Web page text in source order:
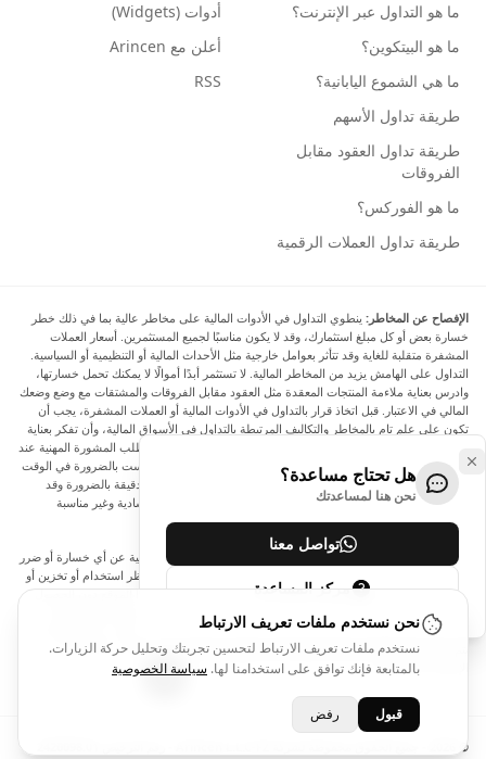
ما هو التداول عبر الإنترنت؟
ما هو البيتكوين؟
ما هي الشموع اليابانية؟
طريقة تداول الأسهم
طريقة تداول العقود مقابل
الفروقات
ما هو الفوركس؟
طريقة تداول العملات الرقمية
أدوات (Widgets)
أعلن مع Arincen
RSS
الإفصاح عن المخاطر: ينطوي التداول في الأدوات المالية على مخاطر عالية بما في ذلك خطر
خسارة بعض أو كل مبلغ استثمارك، وقد لا يكون مناسبًا لجميع المستثمرين. أسعار العملات
المشفرة متقلبة للغاية وقد تتأثر بعوامل خارجية مثل الأحداث المالية أو التنظيمية أو السياسية.
التداول على الهامش يزيد من المخاطر المالية. لا تستثمر أبدًا أموالًا لا يمكنك تحمل خسارتها،
وادرس بعناية ملاءمة المنتجات المعقدة مثل العقود مقابل الفروقات والمشتقات مع وضع وضعك
المالي في الاعتبار. قبل اتخاذ قرار بالتداول في الأدوات المالية أو العملات المشفرة، يجب أن
تكون على علم تام بالمخاطر والتكاليف المرتبطة بالتداول في الأسواق المالية، وأن تفكر بعناية
في أهدافك الاستثمارية ومستوى خبرتك ورغبتك في المخاطرة، وأن تطلب المشورة المهنية عند
الحاجة. تود Arincen أن تذكرك بأن البيانات الواردة في هذا الموقع ليست بالضرورة في الوقت
الفعلي وليست دقيقة. البيانات والأسعار الموجودة على الموقع ليست دقيقة بالضرورة وقد
تختلف عن السعر الفعلي في أي سوق معينة، مما يعني أن الأسعار إرشادية وغير مناسبة
لأغراض التداول.
لن يتحمل Arincen وأي مزود للبيانات الواردة في هذا الموقع المسؤولية عن أي خسارة أو ضرر
نتيجة لتداولك، أو اعتمادك على المعلومات الواردة في هذا الموقع. يحظر استخدام أو تخزين أو
إعادة إنتاج أو عرض أو تعديل أو نقل أو توزيع البيانات الموجودة في هذا الموقع دون الحصول
على إذن كتابي صريح مسبق من Arincen و/أو مزود البيانات. جميع حقوق الملكية الفكرية
محفوظة من قبل مقدمي الخدمة و/أو البورصة التي تقدم البيانات الواردة في هذا الموقع. قد
يتم تعويض Arincen من قبل المعلنين الذين يظهرون على الموقع، بناءً على تفاعلك مع
الإعلانات أو المعلنين.
© 2026 - جميع الحقوق محفوظة لشركة Arincen L.L.C-FZ - رقم الترخيص 2420098.01
هل تحتاج مساعدة؟
نحن هنا لمساعدتك
تواصل معنا
مركز المساعدة
نحن نستخدم ملفات تعريف الارتباط
نستخدم ملفات تعريف الارتباط لتحسين تجربتك وتحليل حركة الزيارات.
بالمتابعة فإنك توافق على استخدامنا لها. سياسة الخصوصية
قبول رفض